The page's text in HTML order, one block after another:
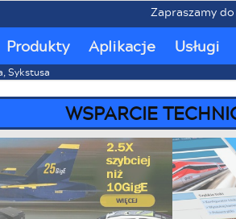
Zapraszamy do
Produkty Aplikacje Usługi
Sykstusa
WSPARCIE